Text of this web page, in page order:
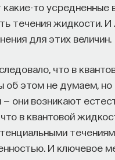
какие-то
течения жидкости.
для этих величин.
что в
об этом не думаем,
они возникают
в квантовой
И ключевое